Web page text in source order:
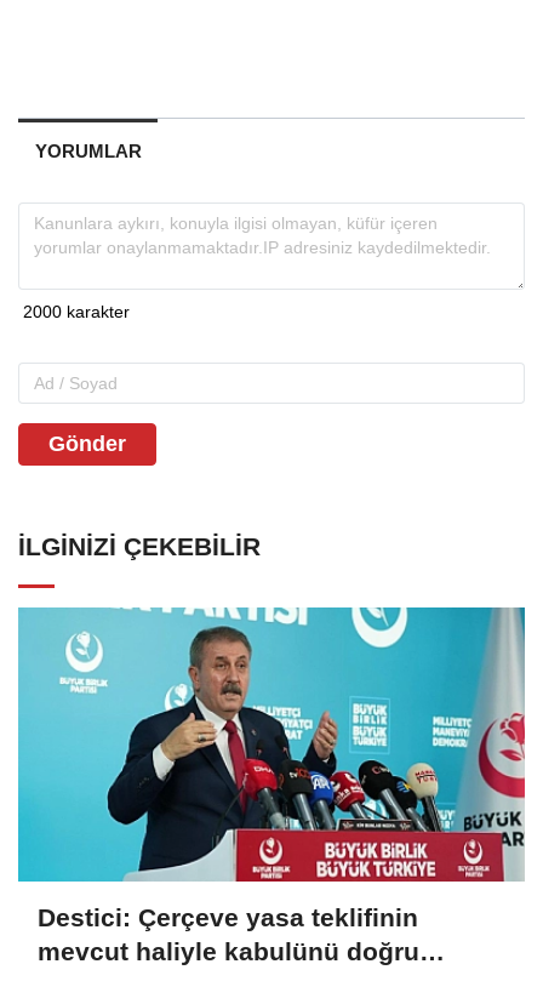
YORUMLAR
Gönder
İLGINIZI ÇEKEBILIR
Destici: Çerçeve yasa teklifinin
mevcut haliyle kabulünü doğru